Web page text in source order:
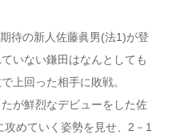
待の新人佐藤眞男(法1)が登
いない鎌田はなんとしても
上回った相手に敗戦。
が鮮烈なデビューをした佐
めていく姿勢を見せ、2－1